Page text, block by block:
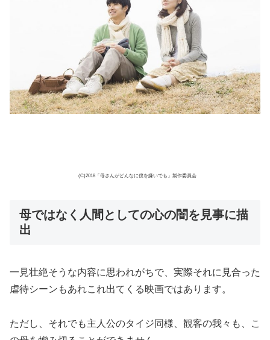
(C)2018「母さんがどんなに僕を嫌いでも」製作委員会
母ではなく人間としての心の闇を見事に描
出
一見壮絶そうな内容に思われがちで、実際それに見合った
虐待シーンもあれこれ出てくる映画ではあります。
ただし、それでも主人公のタイジ同様、観客の我々も、こ